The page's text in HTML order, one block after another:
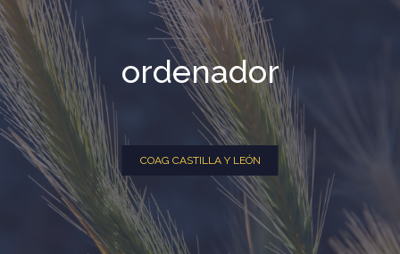
ordenador
COAG CASTILLA Y LEÓN